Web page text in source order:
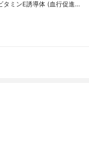
タミンE誘導体 (血行促進…